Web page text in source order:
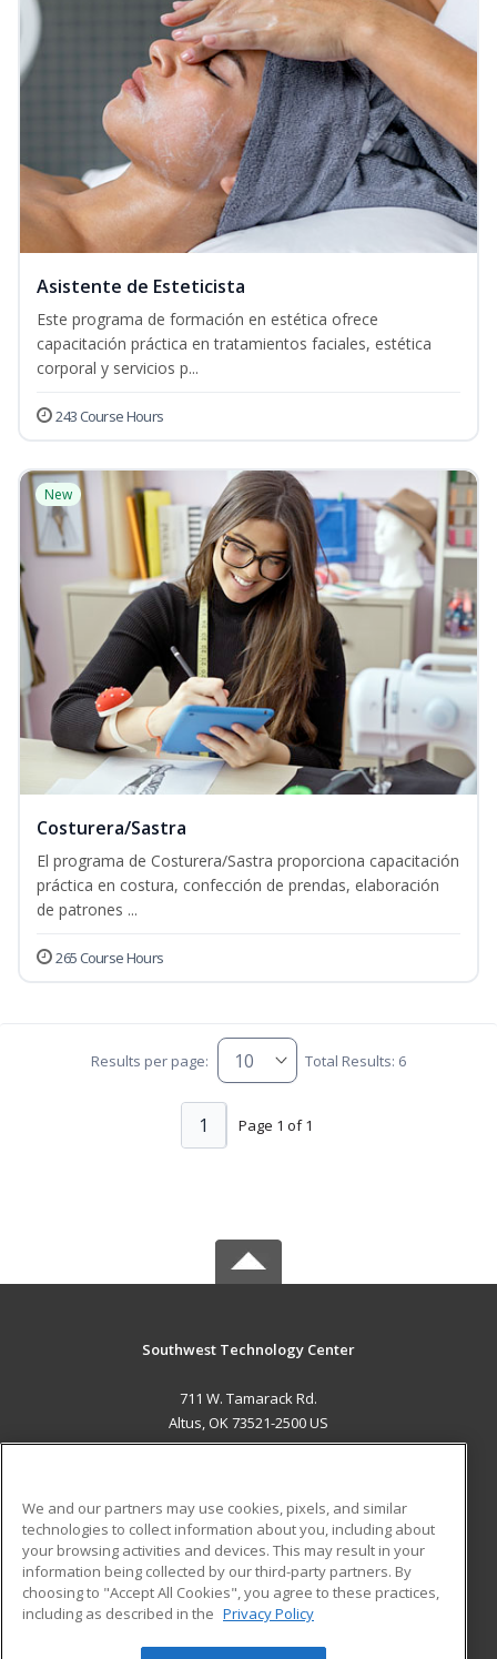
Asistente de Esteticista
Este programa de formación en estética ofrece
capacitación práctica en tratamientos faciales, estética
corporal y servicios p...
243 Course Hours
New
Costurera/Sastra
El programa de Costurera/Sastra proporciona capacitación
práctica en costura, confección de prendas, elaboración
de patrones ...
265 Course Hours
Results per page: Total Results: 6
Page 1 of 1
1
Southwest Technology Center
711 W. Tamarack Rd.
Altus, OK 73521-2500 US
ADDITIONAL RESOURCES
Military
Financial Assistance
Help
Student Blog
We and our partners may use cookies, pixels, and similar
technologies to collect information about you, including about
your browsing activities and devices. This may result in your
information being collected by our third-party partners. By
choosing to "Accept All Cookies", you agree to these practices,
including as described in the Privacy Policy